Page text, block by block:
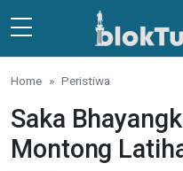
Skip to main content
Home Peristiwa
Saka
Montong